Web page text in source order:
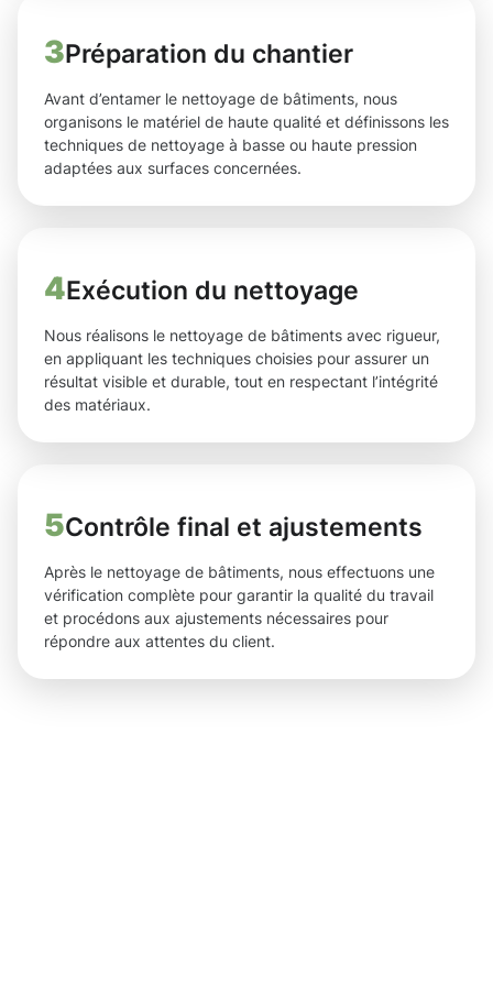
3Préparation du chantier
Avant d’entamer le nettoyage de bâtiments, nous
organisons le matériel de haute qualité et définissons les
techniques de nettoyage à basse ou haute pression
adaptées aux surfaces concernées.
4Exécution du nettoyage
Nous réalisons le nettoyage de bâtiments avec rigueur,
en appliquant les techniques choisies pour assurer un
résultat visible et durable, tout en respectant l’intégrité
des matériaux.
5Contrôle final et ajustements
Après le nettoyage de bâtiments, nous effectuons une
vérification complète pour garantir la qualité du travail
et procédons aux ajustements nécessaires pour
répondre aux attentes du client.